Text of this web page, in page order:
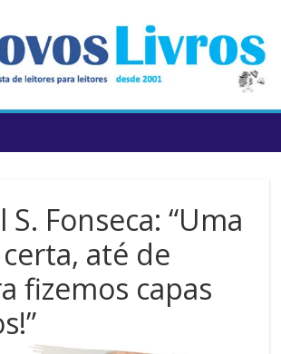
Fonseca: “Uma
até de
fizemos capas